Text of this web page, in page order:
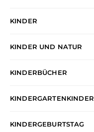
KINDER
KINDER UND NATUR
KINDERBÜCHER
KINDERGARTENKINDER
KINDERGEBURTSTAG